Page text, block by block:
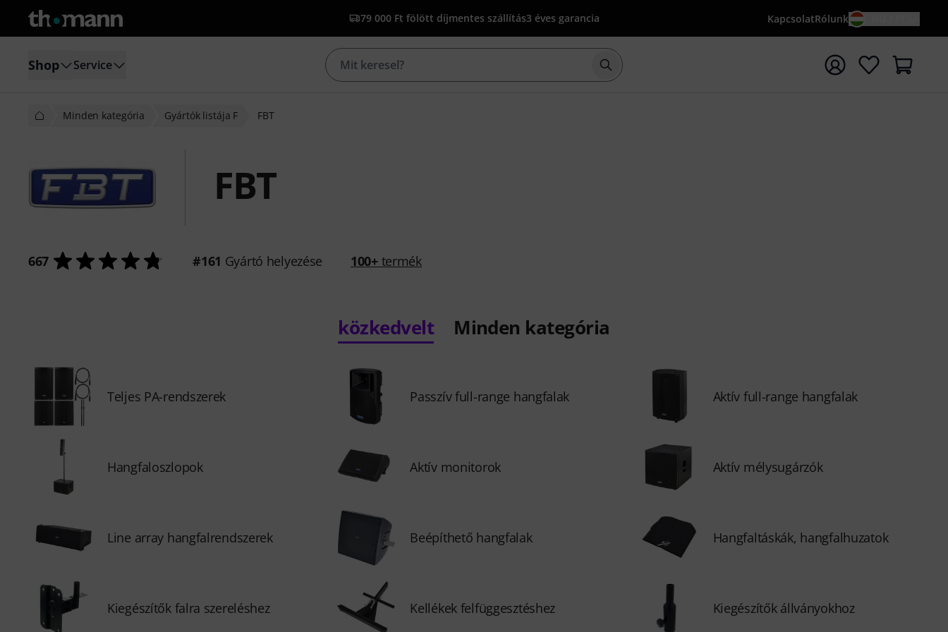
79 000 Ft fölött díjmentes szállítás3 éves garancia KapcsolatRólunk
Shop Service Keresés indítása {searchTerm} keresőszóval
Minden kategória Gyártók listája F FBT
FBT
667 #161 Gyártó helyezése 100+termék
közkedvelt Minden kategória
Teljes PA-rendszerek Passzív full-range hangfalak Aktív full-range hangfalak
Hangfaloszlopok Aktív monitorok Aktív mélysugárzók
Line array hangfalrendszerek Beépíthető hangfalak Hangfaltáskák, hangfalhuzatok
Kiegészítők falra szereléshez Kellékek felfüggesztéshez Kiegészítők állványokhoz